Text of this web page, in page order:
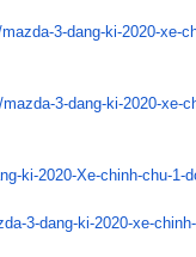
3-dang-ki-2020-xe-
3-dang-ki-2020-xe-
ki-2020-Xe-chinh-chu-1-
3-dang-ki-2020-xe-